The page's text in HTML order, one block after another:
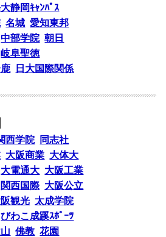
静岡ｷｬﾝﾊﾟｽ
名城 愛知東邦
中部学院 朝日
岐阜聖徳
日大国際関係
西学院
同志社
大阪商業 大体大
大電通大 大阪工業
関西国際 大阪公立
観光 太成学院
びわこ成蹊ｽﾎﾟｰﾂ
佛教 花園